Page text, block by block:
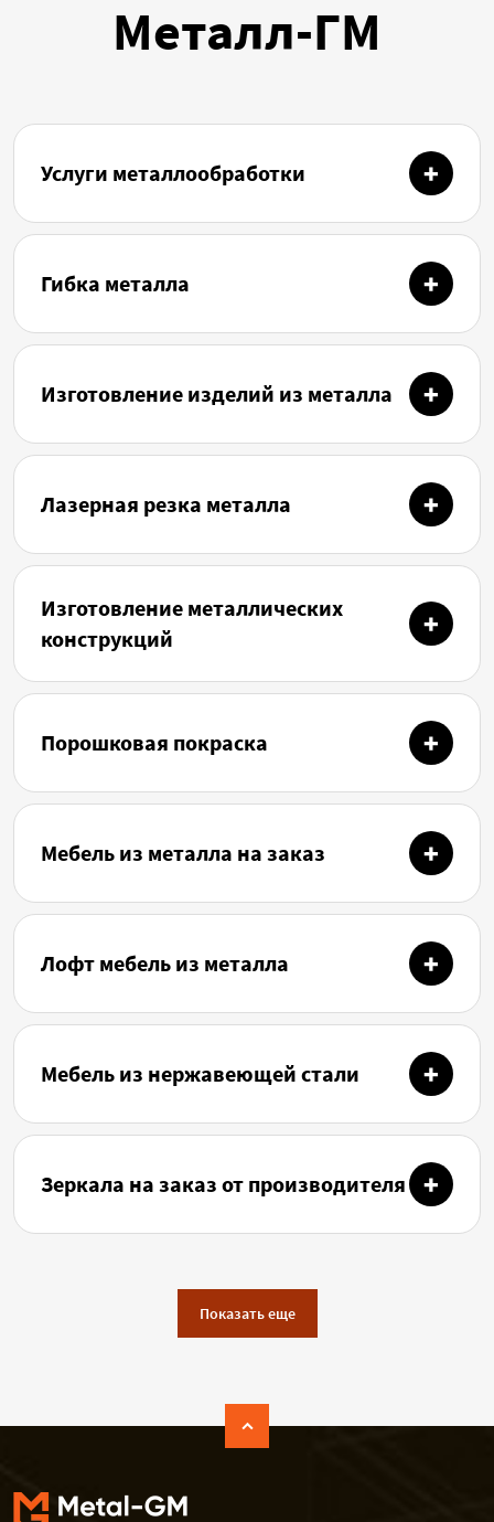
Металл-ГМ
Услуги металлообработки
Гибка металла
Изготовление изделий из металла
Лазерная резка металла
Изготовление металлических
конструкций
Порошковая покраска
Мебель из металла на заказ
Лофт мебель из металла
Мебель из нержавеющей стали
Зеркала на заказ от производителя
Показать еще